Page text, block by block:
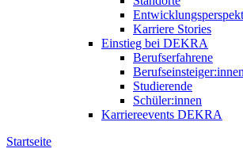
Karriere Stories
Einstieg bei DEKRA
Berufserfahrene
Berufseinsteiger:innen
Studierende
Schüler:innen
Karriereevents DEKRA
Startseite